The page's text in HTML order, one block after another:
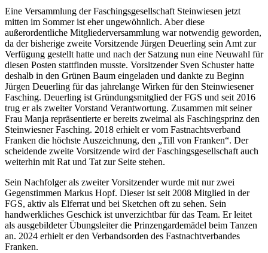
Eine Versammlung der Faschingsgesellschaft Steinwiesen jetzt
mitten im Sommer ist eher ungewöhnlich. Aber diese
außerordentliche Mitgliederversammlung war notwendig geworden,
da der bisherige zweite Vorsitzende Jürgen Deuerling sein Amt zur
Verfügung gestellt hatte und nach der Satzung nun eine Neuwahl für
diesen Posten stattfinden musste. Vorsitzender Sven Schuster hatte
deshalb in den Grünen Baum eingeladen und dankte zu Beginn
Jürgen Deuerling für das jahrelange Wirken für den Steinwiesener
Fasching. Deuerling ist Gründungsmitglied der FGS und seit 2016
trug er als zweiter Vorstand Verantwortung. Zusammen mit seiner
Frau Manja repräsentierte er bereits zweimal als Faschingsprinz den
Steinwiesner Fasching. 2018 erhielt er vom Fastnachtsverband
Franken die höchste Auszeichnung, den „Till von Franken“. Der
scheidende zweite Vorsitzende wird der Faschingsgesellschaft auch
weiterhin mit Rat und Tat zur Seite stehen.
Sein Nachfolger als zweiter Vorsitzender wurde mit nur zwei
Gegenstimmen Markus Hopf. Dieser ist seit 2008 Mitglied in der
FGS, aktiv als Elferrat und bei Sketchen oft zu sehen. Sein
handwerkliches Geschick ist unverzichtbar für das Team. Er leitet
als ausgebildeter Übungsleiter die Prinzengardemädel beim Tanzen
an. 2024 erhielt er den Verbandsorden des Fastnachtverbandes
Franken.